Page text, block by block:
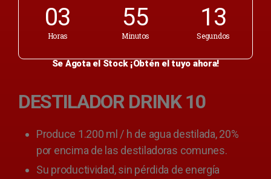
03
Horas
55
Minutos
13
Segundos
Se Agota el Stock ¡Obtén el tuyo ahora!
DESTILADOR DRINK 10
Produce 1.200 ml / h de agua destilada, 20%
por encima de las destiladoras comunes.
Su productividad, sin pérdida de energía